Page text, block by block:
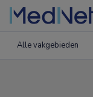
Alle vakgebieden